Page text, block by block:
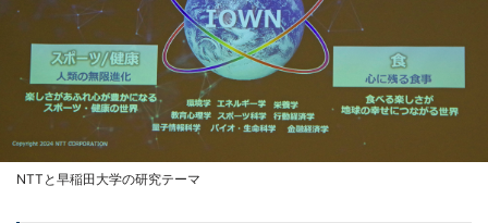
NTTと早稲田大学の研究テーマ